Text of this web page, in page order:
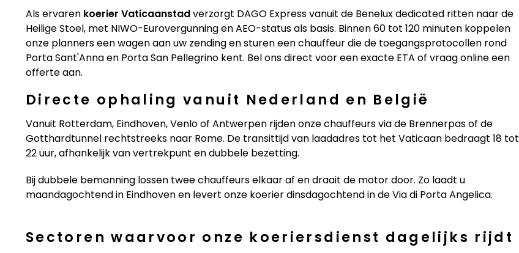
Als ervaren koerier Vaticaanstadverzorgt DAGO Express vanuit de Benelux dedicated ritten naar de
Heilige Stoel, met NIWO-Eurovergunning en AEO-status als basis. Binnen 60 tot 120 minuten koppelen
onze planners een wagen aan uw zending en sturen een chauffeur die de toegangsprotocollen rond
Porta Sant'Anna en Porta San Pellegrino kent. Bel ons direct voor een exacte ETA of vraag online een
offerte aan.
Directe ophaling vanuit Nederland en België
Vanuit Rotterdam, Eindhoven, Venlo of Antwerpen rijden onze chauffeurs via de Brennerpas of de
Gotthardtunnel rechtstreeks naar Rome. De transittijd van laadadres tot het Vaticaan bedraagt 18 tot
22 uur, afhankelijk van vertrekpunt en dubbele bezetting.
Bij dubbele bemanning lossen twee chauffeurs elkaar af en draait de motor door. Zo laadt u
maandagochtend in Eindhoven en levert onze koerier dinsdagochtend in de Via di Porta Angelica.
Sectoren waarvoor onze koeriersdienst dagelijks rijdt